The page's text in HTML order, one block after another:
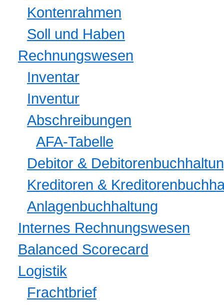
Kontenrahmen
Soll und Haben
Rechnungswesen
Inventar
Inventur
Abschreibungen
AFA-Tabelle
Debitor &
Kreditoren &
Anlagenbuchhaltung
Internes Rechnungswesen
Balanced Scorecard
Logistik
Frachtbrief